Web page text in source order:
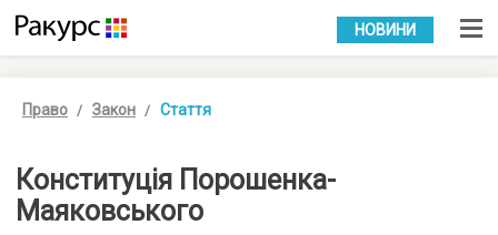
УКР РУС
НОВИНИ
Право Закон Стаття
Конституція Порошенка-
Маяковського